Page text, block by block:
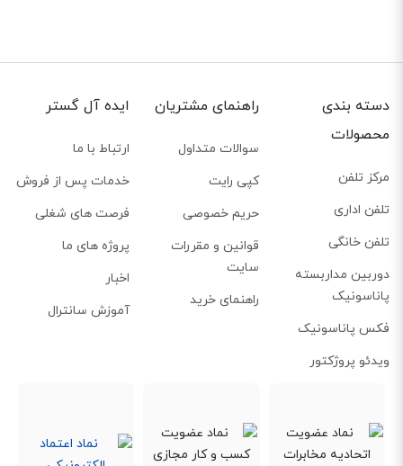
دسته بندی
محصولات
مرکز تلفن
تلفن اداری
تلفن خانگی
دوربین مداربسته
پاناسونیک
فکس پاناسونیک
ویدئو پروژکتور
راهنمای مشتریان
سوالات متداول
کپی رایت
حریم خصوصی
قوانین و مقررات
سایت
راهنمای خرید
ایده آل گستر
ارتباط با ما
خدمات پس از فروش
فرصت های شغلی
پروژه های ما
اخبار
آموزش سانترال